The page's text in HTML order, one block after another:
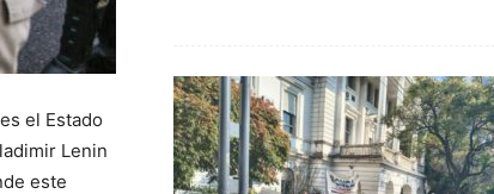
el Estado
Lenin
este